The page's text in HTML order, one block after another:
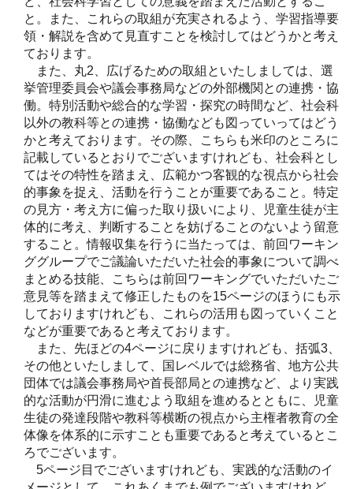
と。また、これらの取組が充実されるよう、学習指導要
領・解説を含めて見直すことを検討してはどうかと考え
ております。
また、丸2、広げるための取組といたしましては、選
挙管理委員会や議会事務局などの外部機関との連携・協
働。特別活動や総合的な学習・探究の時間など、社会科
以外の教科等との連携・協働なども図っていってはどう
かと考えております。その際、こちらも米印のところに
記載しているとおりでございますけれども、社会科とし
てはその特性を踏まえ、広範かつ客観的な視点から社会
的事象を捉え、活動を行うことが重要であること。特定
の見方・考え方に偏った取り扱いにより、児童生徒が主
体的に考え、判断することを妨げることのないよう留意
すること。情報収集を行うに当たっては、前回ワーキン
ググループでご議論いただいた社会的事象について調べ
まとめる技能、こちらは前回ワーキングでいただいたご
意見等を踏まえて修正したものを15ページのほうにも示
しておりますけれども、これらの活用も図っていくこと
などが重要であると考えております。
また、先ほどの4ページに戻りますけれども、括弧3、
その他といたしまして、国レベルでは総務省、地方公共
団体では議会事務局や首長部局との連携など、より実践
的な活動が円滑に進むよう取組を進めるとともに、児童
生徒の発達段階や教科等横断の視点から主権者教育の全
体像を体系的に示すことも重要であると考えているとこ
ろでございます。
5ページ目でございますけれども、実践的な活動のイ